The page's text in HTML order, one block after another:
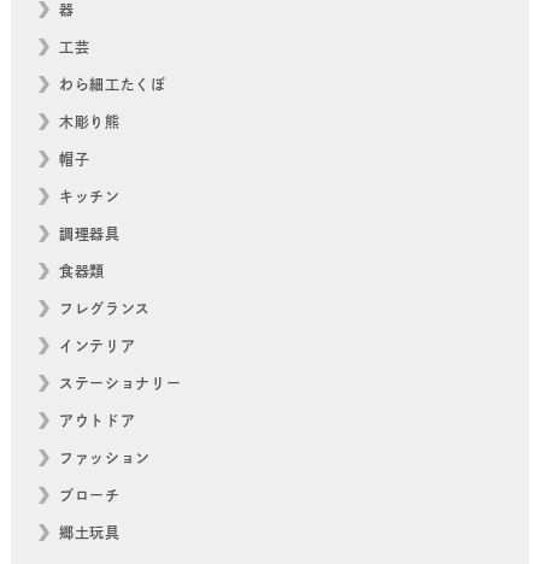
器
工芸
わら細工たくぼ
木彫り熊
帽子
キッチン
調理器具
食器類
フレグランス
インテリア
ステーショナリー
アウトドア
ファッション
ブローチ
郷土玩具